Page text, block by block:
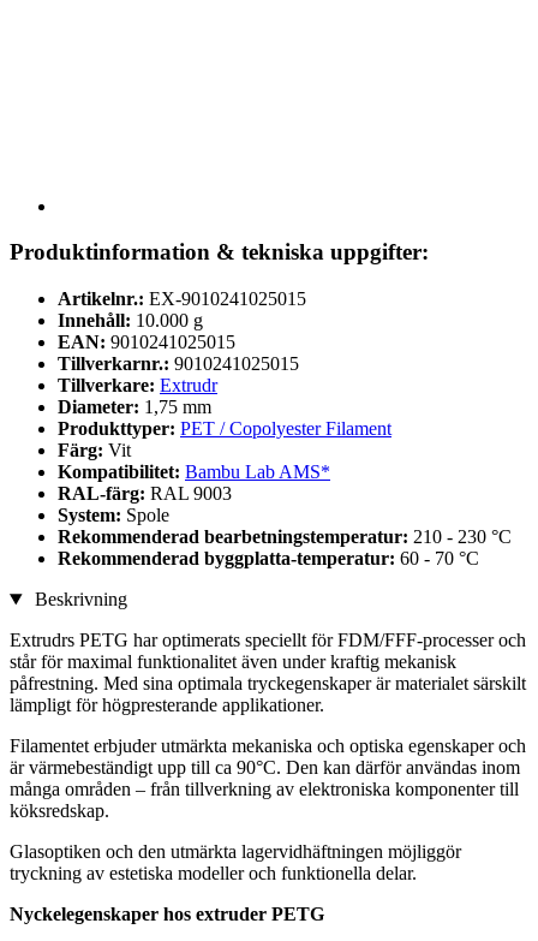
Produktinformation & tekniska uppgifter:
Artikelnr.: EX-9010241025015
Innehåll: 10.000 g
EAN: 9010241025015
Tillverkarnr.: 9010241025015
Tillverkare: Extrudr
Diameter: 1,75 mm
Produkttyper: PET / Copolyester Filament
Färg: Vit
Kompatibilitet: Bambu Lab AMS*
RAL-färg: RAL 9003
System: Spole
Rekommenderad bearbetningstemperatur: 210 - 230 °C
Rekommenderad byggplatta-temperatur: 60 - 70 °C
Beskrivning
Extrudrs PETG har optimerats speciellt för FDM/FFF-processer och
står för maximal funktionalitet även under kraftig mekanisk
påfrestning. Med sina optimala tryckegenskaper är materialet särskilt
lämpligt för högpresterande applikationer.
Filamentet erbjuder utmärkta mekaniska och optiska egenskaper och
är värmebeständigt upp till ca 90°C. Den kan därför användas inom
många områden – från tillverkning av elektroniska komponenter till
köksredskap.
Glasoptiken och den utmärkta lagervidhäftningen möjliggör
tryckning av estetiska modeller och funktionella delar.
Nyckelegenskaper hos extruder PETG